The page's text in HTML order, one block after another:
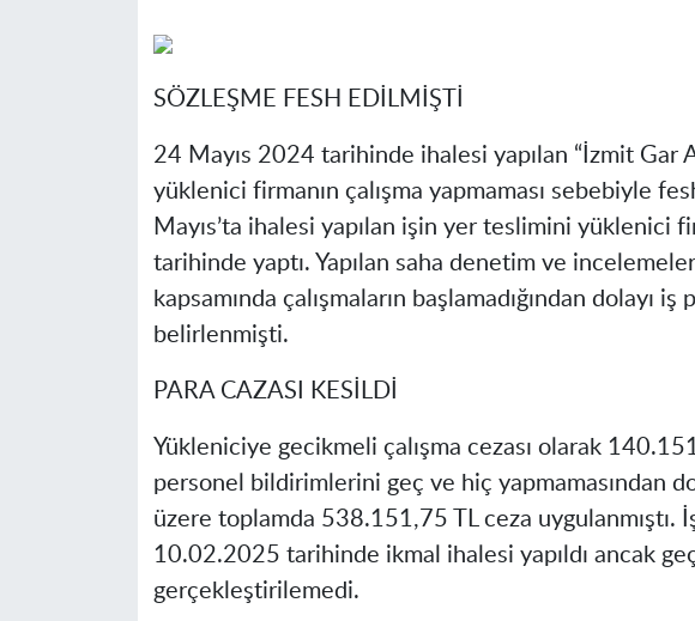
SÖZLEŞME FESH EDİLMİŞTİ
24 Mayıs 2024 tarihinde ihalesi yapılan “İzmit Gar
yüklenici firmanın çalışma yapmaması sebebiyle
Mayıs’ta ihalesi yapılan işin yer teslimini yüklenici
tarihinde yaptı. Yapılan saha denetim ve
kapsamında çalışmaların başlamadığından dolayı iş
belirlenmişti.
PARA CAZASI KESİLDİ
Yükleniciye gecikmeli çalışma cezası olarak
personel bildirimlerini geç ve hiç yapmamasından
üzere toplamda 538.151,75 TL ceza uygulanmıştı.
10.02.2025 tarihinde ikmal ihalesi yapıldı ancak
gerçekleştirilemedi.